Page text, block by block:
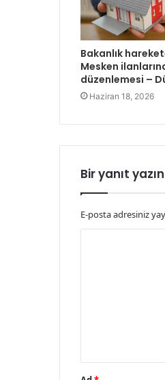
Bakanlık
Mesken
düzenlemesi –
Haziran 18, 2026
Bir yanıt yazın
E-posta adresiniz